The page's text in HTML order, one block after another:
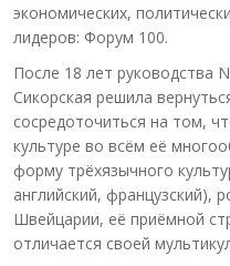
экономических,
лидеров: Форум 100.
После 18 лет руководства
Сикорская решила
сосредоточиться на том,
культуре во всём её
форму трёхязычного
английский, французский),
Швейцарии, её приёмной
отличается своей